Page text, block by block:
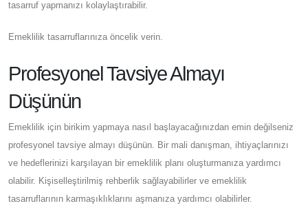
tasarruf yapmanızı kolaylaştırabilir.
Emeklilik tasarruflarınıza öncelik verin.
Profesyonel Tavsiye Almayı
Düşünün
Emeklilik için birikim yapmaya nasıl başlayacağınızdan emin değilseniz
profesyonel tavsiye almayı düşünün. Bir mali danışman, ihtiyaçlarınızı
ve hedeflerinizi karşılayan bir emeklilik planı oluşturmanıza yardımcı
olabilir. Kişiselleştirilmiş rehberlik sağlayabilirler ve emeklilik
tasarruflarının karmaşıklıklarını aşmanıza yardımcı olabilirler.